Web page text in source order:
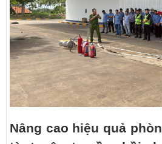
Nâng cao hiệu quả